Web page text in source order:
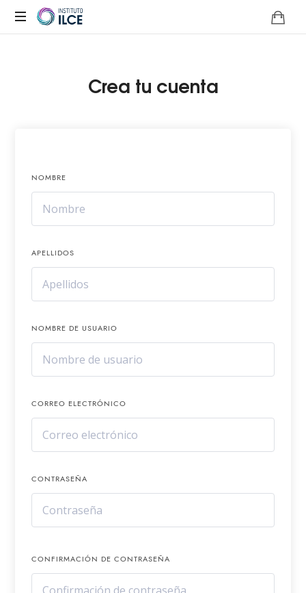
Crea tu cuenta
NOMBRE
APELLIDOS
NOMBRE DE USUARIO
CORREO ELECTRÓNICO
CONTRASEÑA
CONFIRMACIÓN DE CONTRASEÑA